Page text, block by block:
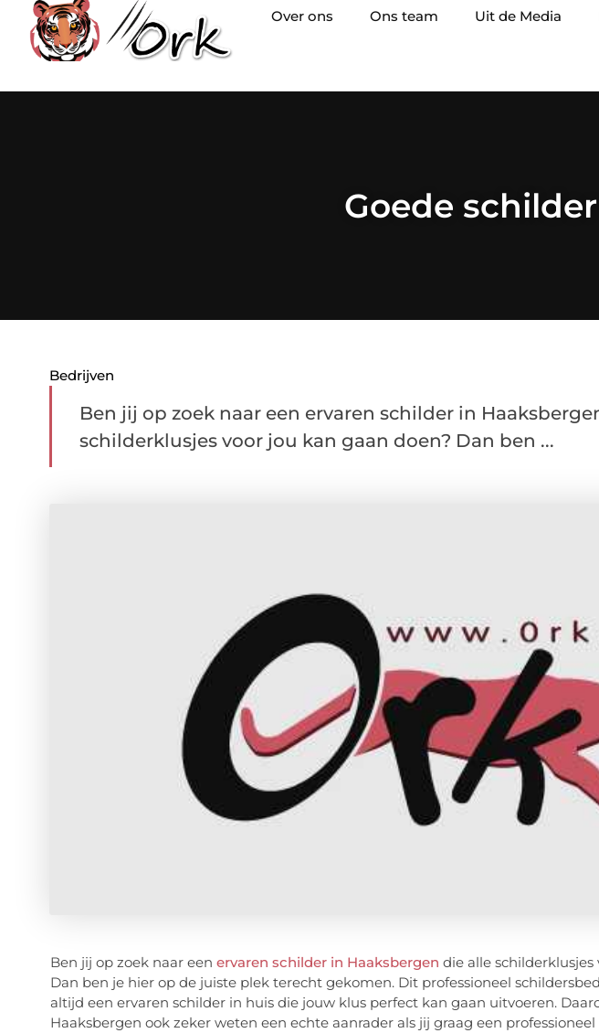
Over ons Ons team Uit de Media
Goede
Bedrijven
Ben jij op zoek naar een ervaren schilder in
schilderklusjes voor jou kan gaan doen? Dan ben ...
Ben jij op zoek naar een ervaren schilder in Haaksbergen die alle
Dan ben je hier op de juiste plek terecht gekomen. Dit professioneel
altijd een ervaren schilder in huis die jouw klus perfect kan gaan uitvoeren.
Haaksbergen ook zeker weten een echte aanrader als jij graag een